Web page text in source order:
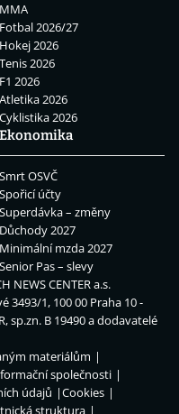
MMA
Fotbal 2026/27
Hokej 2026
Tenis 2026
F1 2026
Atletika 2026
Cyklistika 2026
Ekonomika
Smrt OSVČ
Spořicí účty
Superdávka – změny
Důchody 2027
Minimální mzda 2027
Senior Pas – slevy
NEWS CENTER a.s.
3493/1, 100 00 Praha 10 -
sp.zn. B 19490 a dodavatelé
materiálům
společnosti
údajů
Cookies
struktura